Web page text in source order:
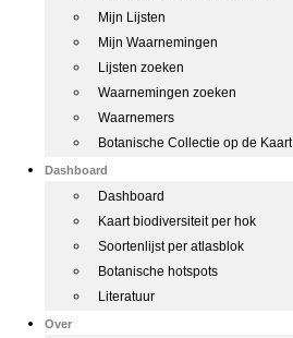
Mijn Lijsten
Mijn Waarnemingen
Lijsten zoeken
Waarnemingen zoeken
Waarnemers
Botanische Collectie op de Kaart
Dashboard
Dashboard
Kaart biodiversiteit per hok
Soortenlijst per atlasblok
Botanische hotspots
Literatuur
Over